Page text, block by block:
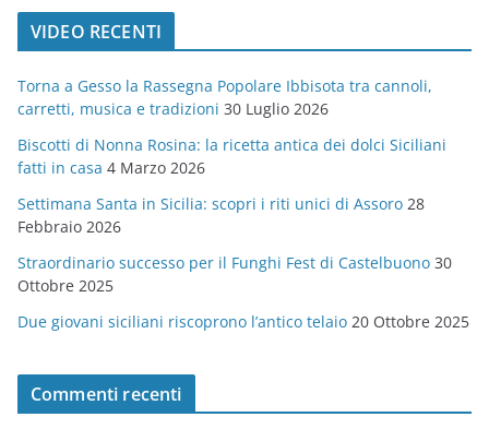
t
o
r
i
e
VIDEO RECENTI
Torna a Gesso la Rassegna Popolare Ibbisota tra cannoli,
carretti, musica e tradizioni 30 Luglio 2026
Biscotti di Nonna Rosina: la ricetta antica dei dolci Siciliani
fatti in casa 4 Marzo 2026
Settimana Santa in Sicilia: scopri i riti unici di Assoro 28
Febbraio 2026
Straordinario successo per il Funghi Fest di Castelbuono 30
Ottobre 2025
Due giovani siciliani riscoprono l’antico telaio 20 Ottobre 2025
Commenti recenti